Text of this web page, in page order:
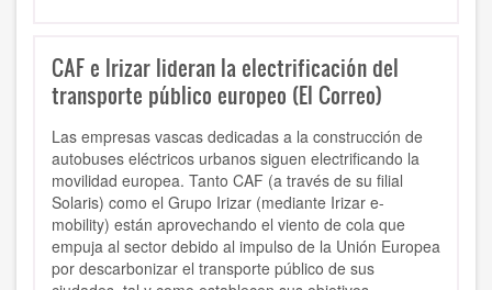
CAF e Irizar lideran la electrificación del
transporte público europeo (El Correo)
Las empresas vascas dedicadas a la construcción de
autobuses eléctricos urbanos siguen electrificando la
movilidad europea. Tanto CAF (a través de su filial
Solaris) como el Grupo Irizar (mediante Irizar e-
mobility) están aprovechando el viento de cola que
empuja al sector debido al impulso de la Unión Europea
por descarbonizar el transporte público de sus